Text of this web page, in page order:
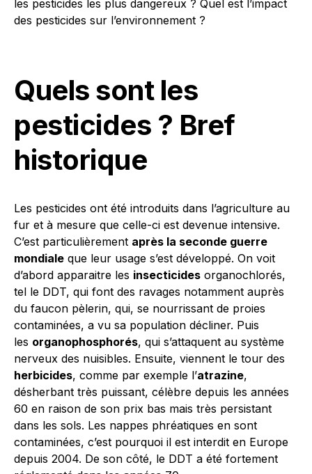
les pesticides les plus dangereux ? Quel est l’impact
des pesticides sur l’environnement ?
Quels sont les
pesticides ? Bref
historique
Les pesticides ont été introduits dans l’agriculture au
fur et à mesure que celle-ci est devenue intensive.
C’est particulièrement après la seconde guerre
mondiale que leur usage s’est développé. On voit
d’abord apparaitre les insecticides organochlorés,
tel le DDT, qui font des ravages notamment auprès
du faucon pèlerin, qui, se nourrissant de proies
contaminées, a vu sa population décliner. Puis
les organophosphorés, qui s’attaquent au système
nerveux des nuisibles. Ensuite, viennent le tour des
herbicides, comme par exemple l’atrazine,
désherbant très puissant, célèbre depuis les années
60 en raison de son prix bas mais très persistant
dans les sols. Les nappes phréatiques en sont
contaminées, c’est pourquoi il est interdit en Europe
depuis 2004. De son côté, le DDT a été fortement